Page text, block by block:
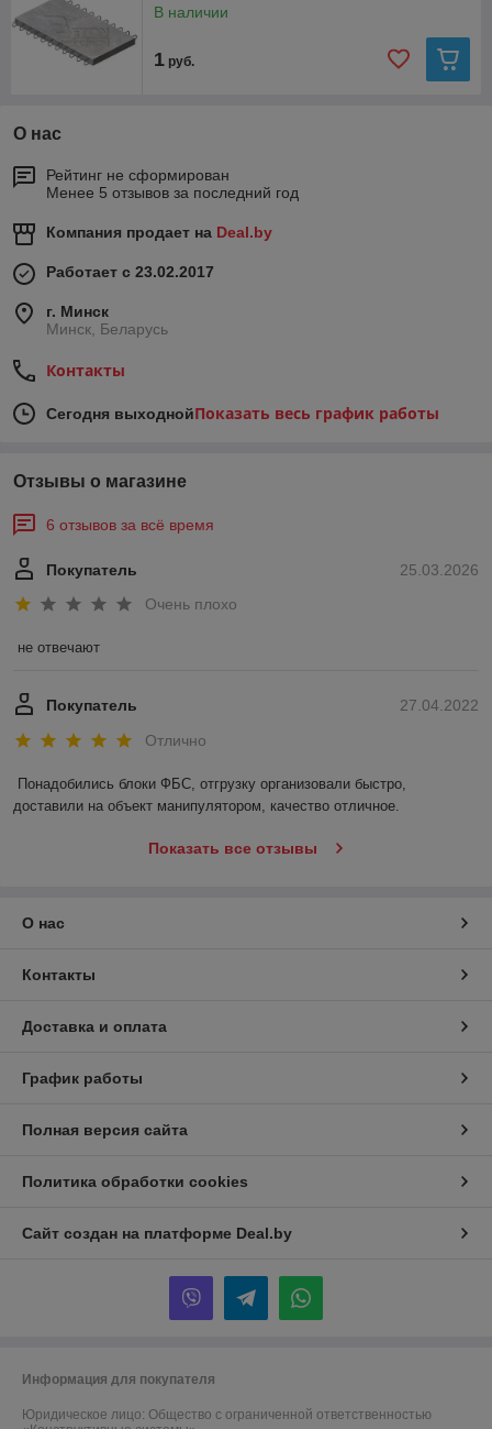
В наличии
1 руб.
О нас
Рейтинг не сформирован
Менее 5 отзывов за последний год
Компания продает на Deal.by
Работает с 23.02.2017
г. Минск
Минск, Беларусь
Контакты
Сегодня выходнойПоказать весь график работы
Отзывы о магазине
6 отзывов за всё время
25.03.2026
Покупатель
Очень плохо
не отвечают
27.04.2022
Покупатель
Отлично
Понадобились блоки ФБС, отгрузку организовали быстро,
доставили на объект манипулятором, качество отличное.
Показать все отзывы
О нас
Контакты
Доставка и оплата
График работы
Полная версия сайта
Политика обработки cookies
Сайт создан на платформе Deal.by
Информация для покупателя
Юридическое лицо: Общество с ограниченной ответственностью